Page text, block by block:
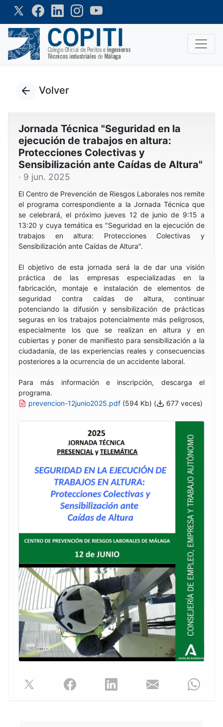
Volver
Jornada Técnica "Seguridad en la
ejecución de trabajos en altura:
Protecciones Colectivas y
Sensibilización ante Caídas de Altura"
· 9 jun. 2025
El Centro de Prevención de Riesgos Laborales nos remite
el programa correspondiente a la Jornada Técnica que
se celebrará, el próximo jueves 12 de junio de 9:15 a
13:20 y cuya temática es "Seguridad en la ejecución de
trabajos en altura: Protecciones Colectivas y
Sensibilización ante Caídas de Altura".
El objetivo de esta jornada será la de dar una visión
práctica de las empresas especializadas en la
fabricación, montaje e instalación de elementos de
seguridad contra caídas de altura, continuar
potenciando la difusión y sensibilización de prácticas
seguras en los trabajos potencialmente más peligrosos,
especialmente los que se realizan en altura y en
cubiertas y poner de manifiesto para sensibilización a la
ciudadanía, de las experiencias reales y consecuencias
posteriores a la ocurrencia de un accidente laboral.
Para más información e inscripción, descarga el
programa.
prevencion-12junio2025.pdf (594 Kb) ( 677 veces)